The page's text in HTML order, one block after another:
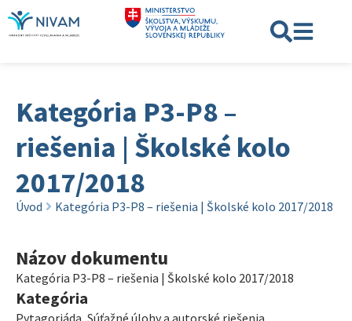
Kategória P3-P8 –
riešenia | Školské kolo
2017/2018
Úvod Kategória P3-P8 – riešenia | Školské kolo 2017/2018
Názov dokumentu
Kategória P3-P8 – riešenia | Školské kolo 2017/2018
Kategória
Pytagoriáda, Súťažné úlohy a autorské riešenia